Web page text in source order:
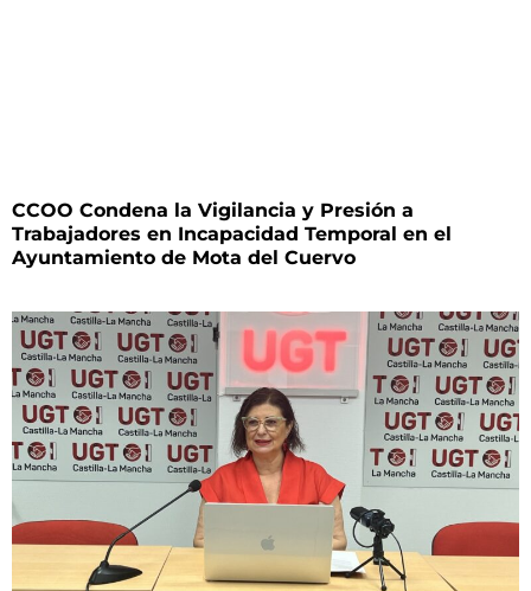
CCOO Condena la Vigilancia y Presión a
Trabajadores en Incapacidad Temporal en el
Ayuntamiento de Mota del Cuervo